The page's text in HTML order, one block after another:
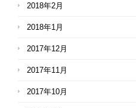
2018年2月
2018年1月
2017年12月
2017年11月
2017年10月